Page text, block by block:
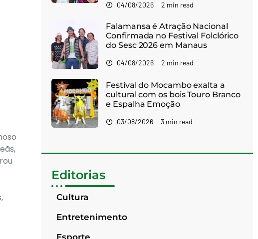
04/08/2026 2 min read
Falamansa é Atração Nacional
Confirmada no Festival Folclórico
do Sesc 2026 em Manaus
04/08/2026 2 min read
Festival do Mocambo exalta a
cultural com os bois Touro Branco
e Espalha Emoção
03/08/2026 3 min read
Editorias
Cultura
Entretenimento